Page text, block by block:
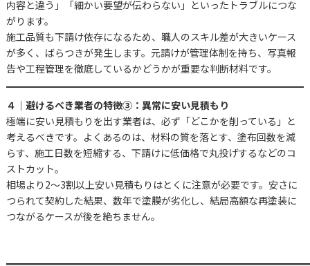
内容と違う」「細かい要望が伝わらない」といったトラブルにつな
がります。
施工品質も下請け依存になるため、職人のスキル差が大きいケース
が多く、ばらつきが発生します。元請けが管理体制を持ち、写真報
告や工程管理を徹底しているかどうかが重要な判断材料です。
４｜避けるべき業者の特徴③：異常に安い見積もり
極端に安い見積もりを出す業者は、必ず「どこかを削っている」と
考えるべきです。よくあるのは、材料の質を落とす、塗布回数を減
らす、施工日数を短縮する、下請けに低価格で丸投げするなどのコ
ストカット。
相場より2〜3割以上安い見積もりはとくに注意が必要です。安さに
つられて契約した結果、数年で塗膜が劣化し、結局高額な再塗装に
つながるケースが後を絶ちません。